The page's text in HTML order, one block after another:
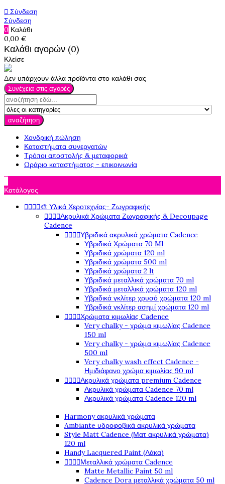
 Σύνδεση
Σύνδεση
0 Καλάθι
0,00 €
Καλάθι αγορών (0)
Κλείσε
Δεν υπάρχουν άλλα προϊόντα στο καλάθι σας
Συνέχεια στις αγορές
αναζήτηση
Χονδρική πώληση
Καταστήματα συνεργατών
Τρόποι αποστολής & μεταφορικά
Ωράριο καταστήματος - επικοινωνία
Κατάλογος
🎨 Υλικά Χεροτεχνίας- Ζωγραφικής
Ακρυλικά Χρώματα Ζωγραφικής & Decoupage
Cadence
Υβριδικά ακρυλικά χρώματα Cadence
Υβριδικά Χρώματα 70 Ml
Υβριδικά χρώματα 120 ml
Υβριδικά χρώματα 500 ml
Υβριδικά χρώματα 2 lt
Υβριδικά μεταλλικά χρώματα 70 ml
Υβριδικά μεταλλικά χρώματα 120 ml
Υβριδικά γκλίτερ χρυσό χρώματα 120 ml
Υβριδικά γκλίτερ ασημί χρώματα 120 ml
Χρώματα κιμωλίας Cadence
Very chalky - χρώμα κιμωλίας Cadence
150 ml
Very chalky - χρώμα κιμωλίας Cadence
500 ml
Very chalky wash effect Cadence -
Ημιδιάφανο χρώμα κιμωλίας 90 ml
Ακρυλικά χρώματα premium Cadence
Ακρυλικά χρώματα Cadence 70 ml
Ακρυλικά χρώματα Cadence 120 ml
Harmony ακρυλικά χρώματα
Ambiante υδροφοβικά ακρυλικά χρώματα
Style Matt Cadence (Ματ ακρυλικά χρώματα)
120 ml
Handy Lacquered Paint (Λάκα)
Μεταλλικά χρώματα Cadence
Matte Metallic Paint 50 ml
Cadence Dora μεταλλικά χρώματα 50 ml